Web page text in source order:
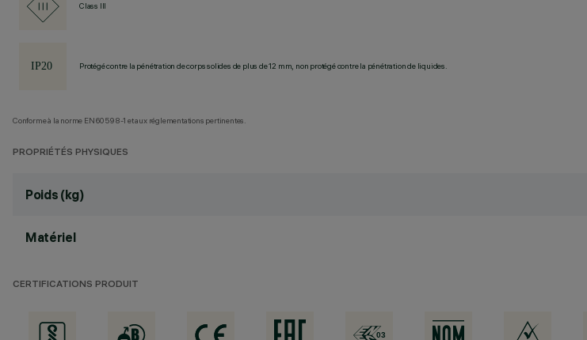
Class III
Protégé contre la pénétration de corps solides de plus de 12 mm, non protégé contre la pénétration de liquides.
Conforme à la norme EN60598-1 et aux réglementations pertinentes.
PROPRIÉTÉS PHYSIQUES
Poids (kg)
Matériel
CERTIFICATIONS PRODUIT